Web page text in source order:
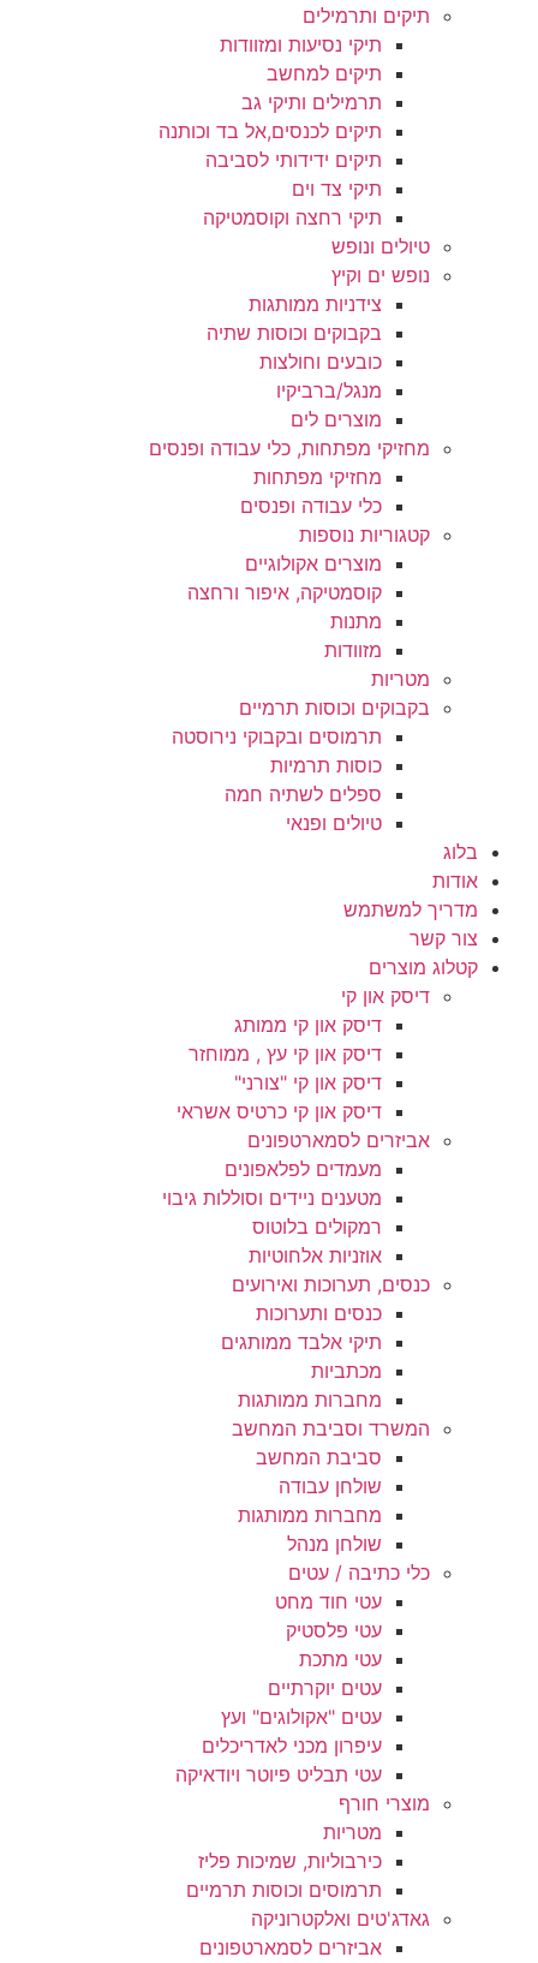
תיקים ותרמילים
תיקי נסיעות ומזוודות
תיקים למחשב
תרמילים ותיקי גב
תיקים לכנסים,אל בד וכותנה
תיקים ידידותי לסביבה
תיקי צד וים
תיקי רחצה וקוסמטיקה
טיולים ונופש
נופש ים וקיץ
צידניות ממותגות
בקבוקים וכוסות שתיה
כובעים וחולצות
מנגל/ברביקיו
מוצרים לים
מחזיקי מפתחות, כלי עבודה ופנסים
מחזיקי מפתחות
כלי עבודה ופנסים
קטגוריות נוספות
מוצרים אקולוגיים
קוסמטיקה, איפור ורחצה
מתנות
מזוודות
מטריות
בקבוקים וכוסות תרמיים
תרמוסים ובקבוקי נירוסטה
כוסות תרמיות
ספלים לשתיה חמה
טיולים ופנאי
בלוג
אודות
מדריך למשתמש
צור קשר
קטלוג מוצרים
דיסק און קי
דיסק און קי ממותג
דיסק און קי עץ , ממוחזר
דיסק און קי "צורני"
דיסק און קי כרטיס אשראי
אביזרים לסמארטפונים
מעמדים לפלאפונים
מטענים ניידים וסוללות גיבוי
רמקולים בלוטוס
אוזניות אלחוטיות
כנסים, תערוכות ואירועים
כנסים ותערוכות
תיקי אלבד ממותגים
מכתביות
מחברות ממותגות
המשרד וסביבת המחשב
סביבת המחשב
שולחן עבודה
מחברות ממותגות
שולחן מנהל
כלי כתיבה / עטים
עטי חוד מחט
עטי פלסטיק
עטי מתכת
עטים יוקרתיים
עטים "אקולוגים" ועץ
עיפרון מכני לאדריכלים
עטי תבליט פיוטר ויודאיקה
מוצרי חורף
מטריות
כירבוליות, שמיכות פליז
תרמוסים וכוסות תרמיים
גאדג'טים ואלקטרוניקה
אביזרים לסמארטפונים